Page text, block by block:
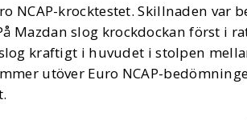
NCAP-krocktestet. Skillnaden var
Mazdan slog krockdockan först i
kraftigt i huvudet i stolpen
utöver Euro NCAP-